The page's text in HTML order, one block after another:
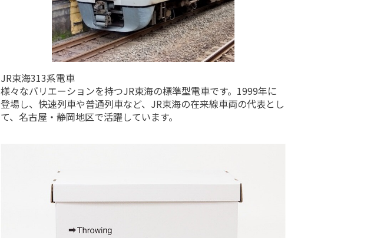
JR東海313系電車
様々なバリエーションを持つJR東海の標準型電車です。 1999年に
登場し、快速列車や普通列車など、 JR東海の在来線車両の代表とし
て、名古屋・静岡地区で活躍しています。